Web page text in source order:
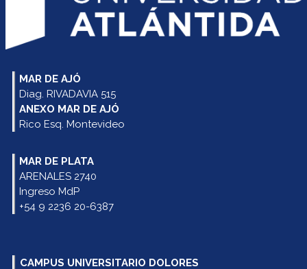
MAR DE AJÓ
Diag. RIVADAVIA 515
ANEXO MAR DE AJÓ
Rico Esq. Montevideo
MAR DE PLATA
ARENALES 2740
Ingreso MdP
+54 9 2236 20-6387
CAMPUS UNIVERSITARIO DOLORES